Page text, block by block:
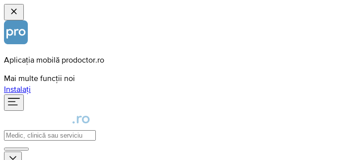
Aplicația mobilă prodoctor.ro
Mai multe funcții noi
Instalați